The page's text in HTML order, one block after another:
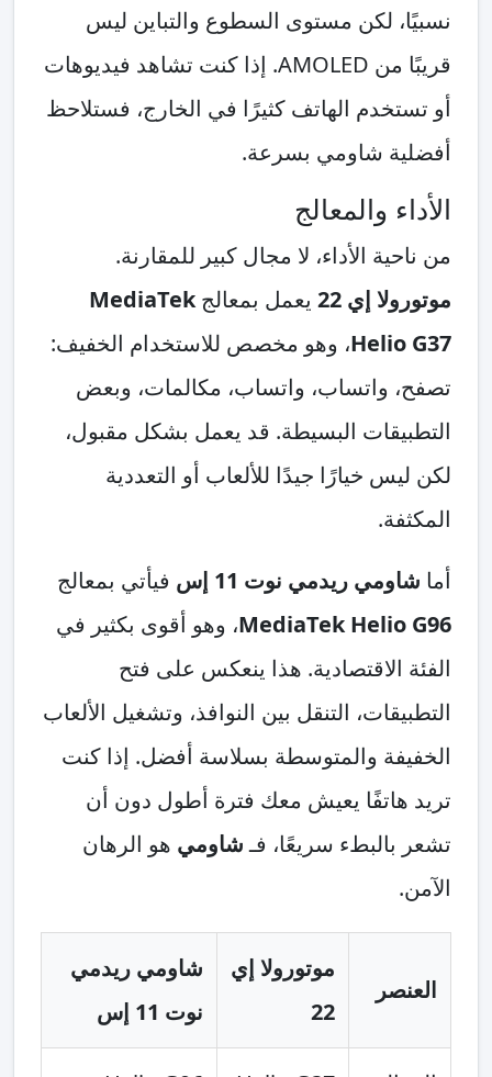
نسبيًا، لكن مستوى السطوع والتباين ليس
قريبًا من AMOLED. إذا كنت تشاهد فيديوهات
أو تستخدم الهاتف كثيرًا في الخارج، فستلاحظ
أفضلية شاومي بسرعة.
الأداء والمعالج
من ناحية الأداء، لا مجال كبير للمقارنة.
موتورولا إي 22
يعمل بمعالجMediaTek
Helio G37، وهو مخصص للاستخدام الخفيف:
تصفح، واتساب، واتساب، مكالمات، وبعض
التطبيقات البسيطة. قد يعمل بشكل مقبول،
لكن ليس خيارًا جيدًا للألعاب أو التعددية
المكثفة.
أما شاومي ريدمي نوت 11 إس
فيأتي بمعالج
MediaTek Helio G96، وهو أقوى بكثير في
الفئة الاقتصادية. هذا ينعكس على فتح
التطبيقات، التنقل بين النوافذ، وتشغيل الألعاب
الخفيفة والمتوسطة بسلاسة أفضل. إذا كنت
تريد هاتفًا يعيش معك فترة أطول دون أن
تشعر بالبطء سريعًا، فـشاومي هو الرهان
الآمن.
العنصر
موتورولا إي
22
شاومي ريدمي
نوت 11 إس